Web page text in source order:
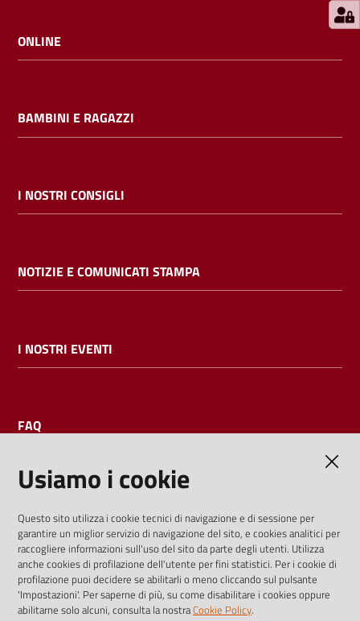
cataloghi
bibliotecario
ONLINE
BAMBINI E RAGAZZI
I NOSTRI CONSIGLI
NOTIZIE E COMUNICATI STAMPA
I NOSTRI EVENTI
FAQ
I dati personali pubblicati sono riutilizzabili solo alle condizioni
previste dalla direttiva comunitaria 2003/98/CE e dal d.lgs.
36/2006
Usiamo i cookie
Questo sito utilizza i cookie tecnici di navigazione e di sessione per
garantire un miglior servizio di navigazione del sito, e cookies analitici per
raccogliere informazioni sull'uso del sito da parte degli utenti. Utilizza
anche cookies di profilazione dell'utente per fini statistici. Per i cookie di
profilazione puoi decidere se abilitarli o meno cliccando sul pulsante
'Impostazioni'. Per saperne di più, su come disabilitare i cookies oppure
abilitarne solo alcuni, consulta la nostraCookie Policy.